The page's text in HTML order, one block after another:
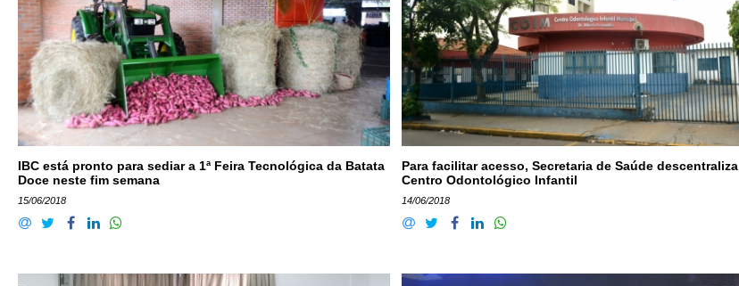
IBC está pronto para sediar a 1ª Feira Tecnológica da Batata
Doce neste fim semana
15/06/2018
Para facilitar acesso, Secretaria de Saúde descentraliza
Centro Odontológico Infantil
14/06/2018